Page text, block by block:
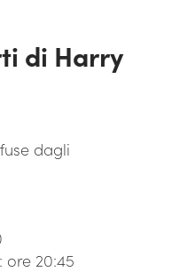
di Harry
dagli
ore 20:45